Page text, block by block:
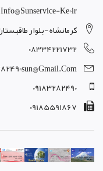
Info@sunservice-Ke0ir
کرمانشاه -بلوار طاقبستان
08334221732
09183282490
09185591867